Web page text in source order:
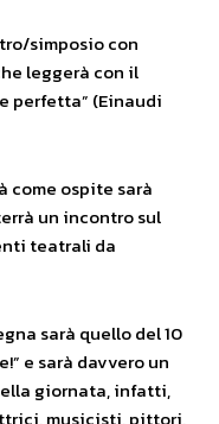
simposio con
leggerà con il
perfetta” (Einaudi
come ospite sarà
un incontro sul
teatrali da
sarà quello del 10
e sarà davvero un
giornata, infatti,